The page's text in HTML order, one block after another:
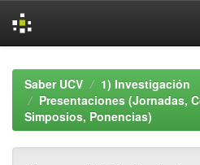
navigationSaber UCV
1) Investigación
Presentaciones (Jornadas,
Simposios, Ponencias)